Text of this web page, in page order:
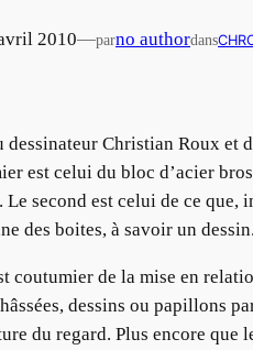
2010—parno authordans
Christian Roux et
est celui du bloc d’acier
second est celui de ce
des boites, à savoir un dessin.
coutumier de la mise en
dessins ou papillons
du regard. Plus encore